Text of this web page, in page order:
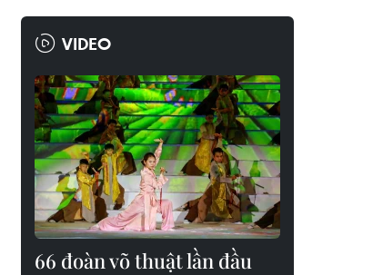
VIDEO
66 đoàn võ thuật lần đầu